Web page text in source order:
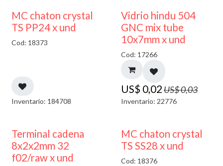
MC chaton crystal
TS PP24 x und
Cod: 18373
Inventario: 184708
40% DESCUENTO
Vidrio hindu 504
GNC mix tube
10x7mm x und
Cod: 17266
US$ 0,02US$0,03
Inventario: 22776
Terminal cadena
8x2x2mm 32
f02/raw x und
MC chaton crystal
TS SS28 x und
Cod: 18376